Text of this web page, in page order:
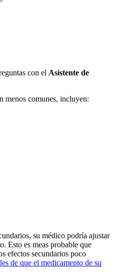
con el Asistente de
menos comunes, incluyen:
su médico podría ajustar
Esto es meas probable que
efectos secundarios poco
de que el medicamento de su